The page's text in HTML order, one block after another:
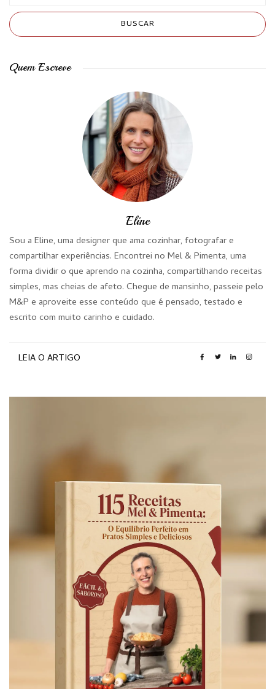
Quem Escreve
Eline
Sou a Eline, uma designer que ama cozinhar, fotografar e
compartilhar experiências. Encontrei no Mel & Pimenta, uma
forma dividir o que aprendo na cozinha, compartilhando receitas
simples, mas cheias de afeto. Chegue de mansinho, passeie pelo
M&P e aproveite esse conteúdo que é pensado, testado e
escrito com muito carinho e cuidado.
LEIA O ARTIGO